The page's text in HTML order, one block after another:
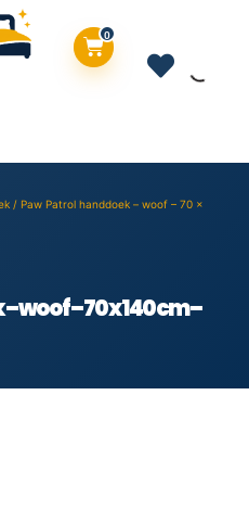
0
/ Paw Patrol handdoek – woof – 70 x
woof – 70 x 140 cm –